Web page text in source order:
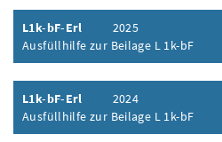
L1k-bF-Erl
2025
Ausfüllhilfe zur Beilage L 1k-bF
Inhalt aufklappen
L1k-bF-Erl
2024
Ausfüllhilfe zur Beilage L 1k-bF
Inhalt aufklappen